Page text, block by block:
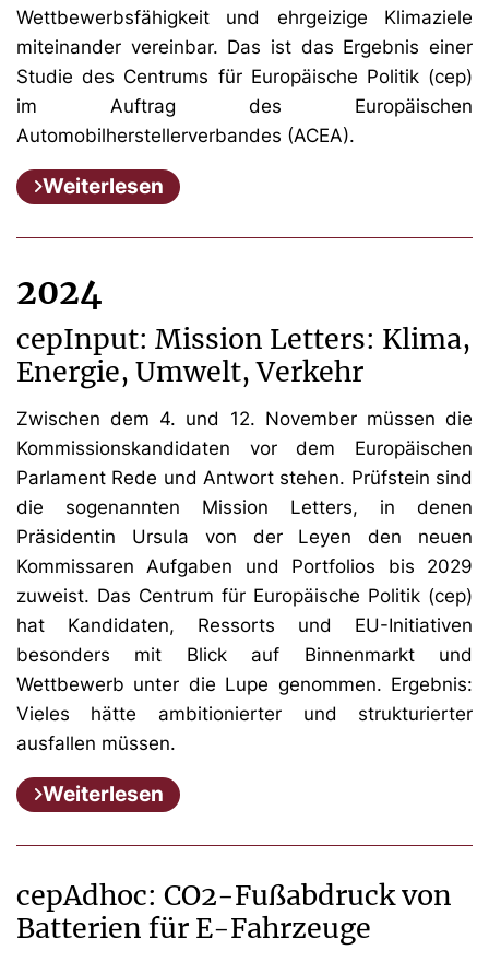
Wettbewerbsfähigkeit und ehrgeizige Klimaziele
miteinander vereinbar. Das ist das Ergebnis einer
Studie des Centrums für Europäische Politik (cep)
im Auftrag des Europäischen
Automobilherstellerverbandes (ACEA).
Weiterlesen
2024
cepInput: Mission Letters: Klima,
Energie, Umwelt, Verkehr
Zwischen dem 4. und 12. November müssen die
Kommissionskandidaten vor dem Europäischen
Parlament Rede und Antwort stehen. Prüfstein sind
die sogenannten Mission Letters, in denen
Präsidentin Ursula von der Leyen den neuen
Kommissaren Aufgaben und Portfolios bis 2029
zuweist. Das Centrum für Europäische Politik (cep)
hat Kandidaten, Ressorts und EU-Initiativen
besonders mit Blick auf Binnenmarkt und
Wettbewerb unter die Lupe genommen. Ergebnis:
Vieles hätte ambitionierter und strukturierter
ausfallen müssen.
Weiterlesen
cepAdhoc: CO2-Fußabdruck von
Batterien für E-Fahrzeuge